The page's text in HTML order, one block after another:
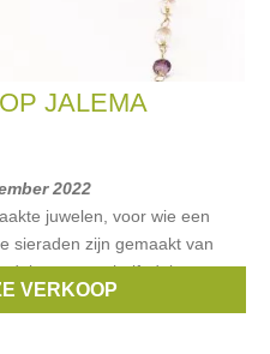
JALEMA
2022
juwelen, voor wie een
sieraden zijn gemaakt van
en halfedelstenen,
VERKOOP